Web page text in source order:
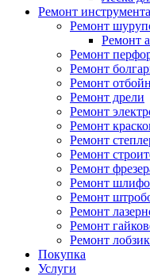
Ремонт инструмента
Ремонт
Ремонт
Ремонт
Ремонт
Ремонт
Ремонт дрели
Ремонт
Ремонт
Ремонт
Ремонт
Ремонт
Ремонт
Ремонт
Ремонт
Ремонт
Ремонт
Покупка
Услуги